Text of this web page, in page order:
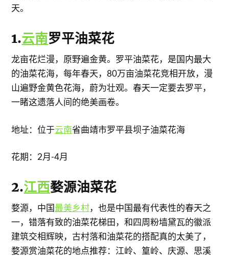
天。
1.云南罗平油菜花
龙亩花烂漫，原野遍金黄。罗平油菜花，是国内最大
的油菜花海，每年春天，80万亩油菜花竞相开放，漫
山遍野金黄色花海，蔚为壮观。春天一定要去罗平，
一睹这遗落人间的绝美画卷。
地址：位于云南省曲靖市罗平县坝子油菜花海
花期：2月-4月
2.江西婺源油菜花
婺源，中国最美乡村，也是中国最有代表性的春天之
一，错落有致的油菜花梯田，和四周粉墙黛瓦的徽派
建筑交相辉映，古村落和油菜花的搭配真的太美了，
婺源赏油菜花的地点推荐：江岭、篁岭、庆源、思溪